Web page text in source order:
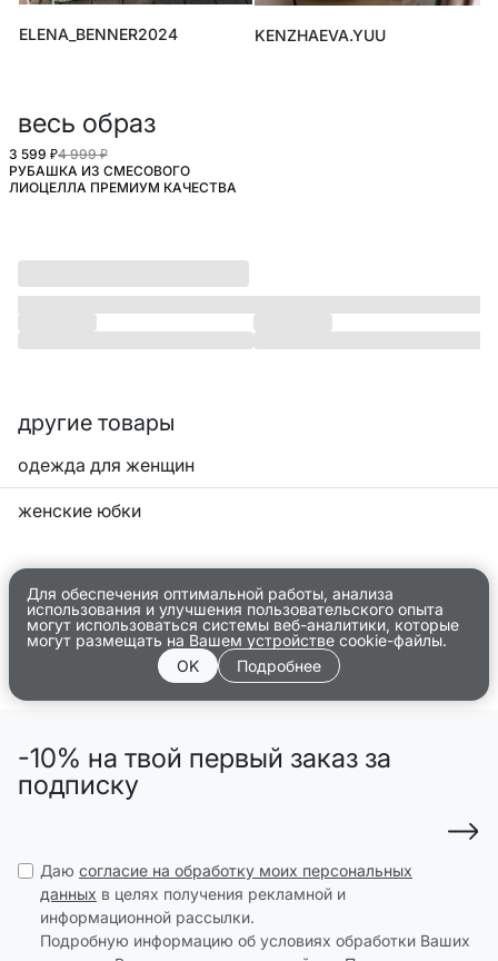
ELENA_BENNER2024 KENZHAEVA.YUU
весь образ
SELA.PREMIUM
3 599 ₽4 999 ₽
РУБАШКА ИЗ СМЕСОВОГО
ЛИОЦЕЛЛА ПРЕМИУМ КАЧЕСТВА
другие товары
одежда для женщин
женские юбки
Для обеспечения оптимальной работы, анализа
использования и улучшения пользовательского опыта
могут использоваться системы веб-аналитики, которые
могут размещать на Вашем устройстве cookie-файлы.
OK
Подробнее
-10% на твой первый заказ за
подписку
Даю согласие на обработку моих персональных
данных в целях получения рекламной и
информационной рассылки.
Подробную информацию об условиях обработки Ваших